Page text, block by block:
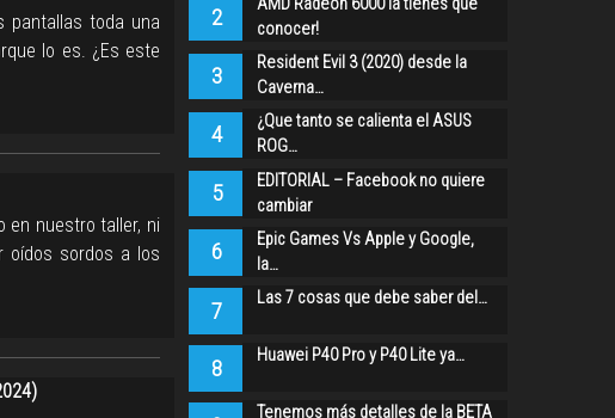
pantallas toda una
lo es. ¿Es este
en nuestro taller, ni
oídos sordos a los
2
AMD Radeon 6000 la tienes que
conocer!
3
Resident Evil 3 (2020) desde la
Caverna…
4
¿Que tanto se calienta el ASUS
ROG…
5
EDITORIAL – Facebook no quiere
cambiar
6
Epic Games Vs Apple y Google,
la…
7 Las 7 cosas que debe saber del…
8 Huawei P40 Pro y P40 Lite ya…
Tenemos más detalles de la BETA